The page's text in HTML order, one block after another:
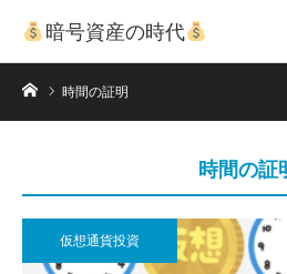
暗号資産の時代
ホーム時間の証明
時間の証
仮想通貨投資